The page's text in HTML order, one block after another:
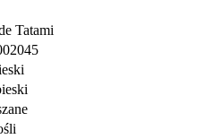
Tatami